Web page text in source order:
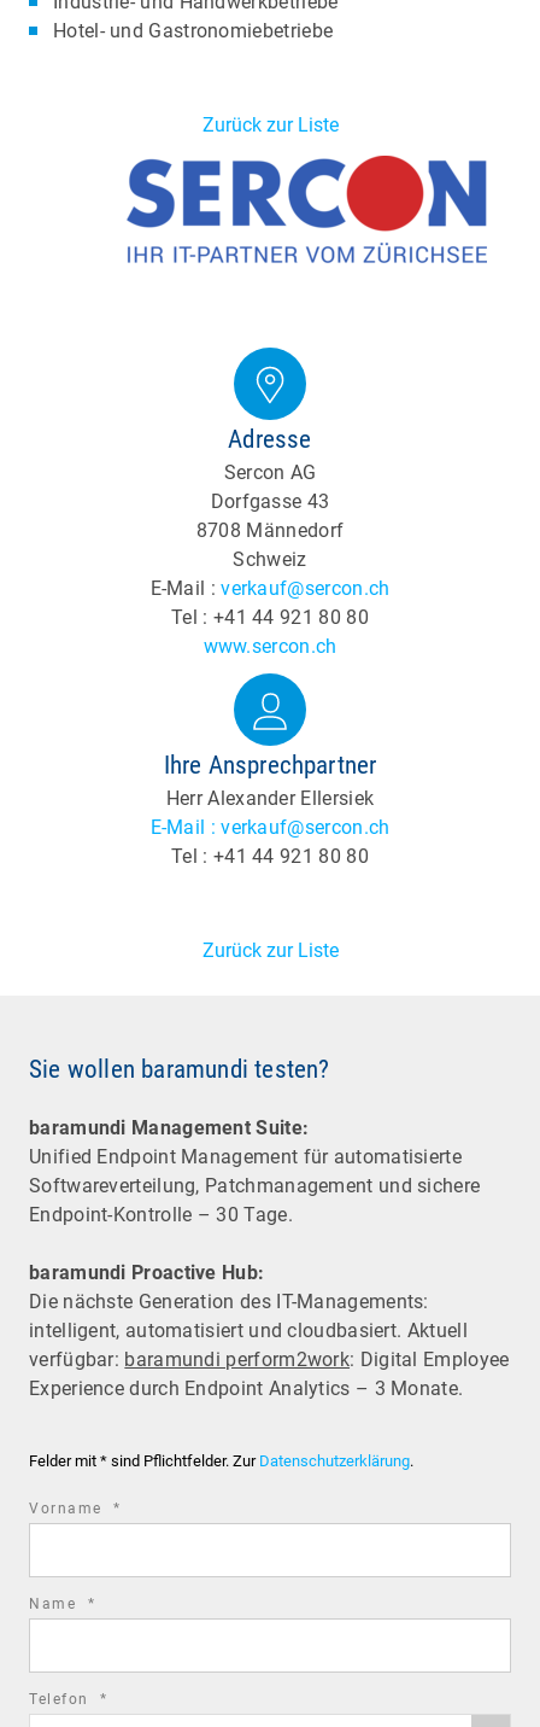
Hotel- und Gastronomiebetriebe
Zurück zur Liste
Adresse
Sercon AG
Dorfgasse 43
8708 Männedorf
Schweiz
E-Mail :verkauf@sercon.ch
Tel : +41 44 921 80 80
www.sercon.ch
Ihre Ansprechpartner
Herr Alexander Ellersiek
E-Mail : verkauf@sercon.ch
Tel : +41 44 921 80 80
Zurück zur Liste
Sie wollen baramundi testen?
baramundi Management Suite:
Unified Endpoint Management für automatisierte
Software­verteilung, Patchmanagement und sichere
Endpoint-Kontrolle – 30 Tage.
baramundi Proactive Hub:
Die nächste Generation des IT-Managements:
intelligent, automatisiert und cloudbasiert. Aktuell
verfügbar: baramundi perform2work: Digital Employee
Experience durch Endpoint Analytics – 3 Monate.
Felder mit * sind Pflichtfelder. Zur Datenschutzerklärung.
Vorname *
Name *
Telefon *